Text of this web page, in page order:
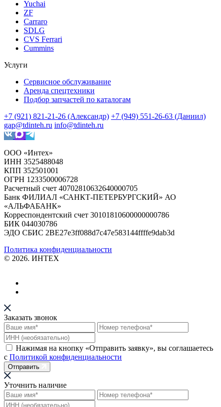
Yuchai
ZF
Carraro
SDLG
CVS Ferrari
Cummins
Услуги
Сервисное обслуживание
Аренда спецтехники
Подбор запчастей по каталогам
+7 (921) 821-21-26 (Александр) +7 (949) 551-26-63 (Даниил)
gap@tdinteh.ru info@tdinteh.ru
ООО «Интех»
ИНН 3525488048
КПП 352501001
ОГРН 1233500006728
Расчетный счет 40702810632640000705
Банк ФИЛИАЛ «САНКТ-ПЕТЕРБУРГСКИЙ» АО
«АЛЬФАБАНК»
Корреспондентский счет 30101810600000000786
БИК 044030786
ЭДО СБИС 2BE27e3ff088d7c47e583144ffffe9dab3d
Политика конфиденциальности
© 2026. ИНТЕХ
Заказать звонок
Нажимая на кнопку «Отправить заявку», вы соглашаетесь
с Политикой конфиденциальности
Отправить
Уточнить наличие